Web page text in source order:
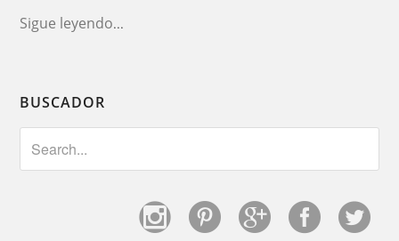
Sigue leyendo...
BUSCADOR